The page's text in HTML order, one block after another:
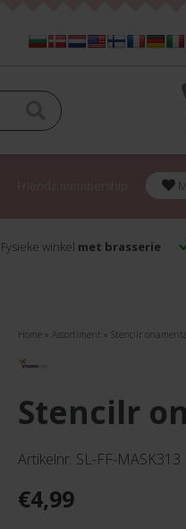
Fysieke winkel met brasserie
Home »Assortiment »Stencilr
stencilr
Artikelnr. SL-FF-MASK313
€4,99